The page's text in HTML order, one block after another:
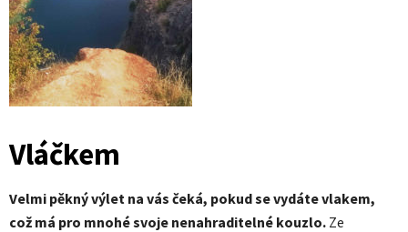
Vláčkem
Velmi pěkný výlet na vás čeká, pokud se vydáte vlakem,
což má pro mnohé svoje nenahraditelné kouzlo. Ze